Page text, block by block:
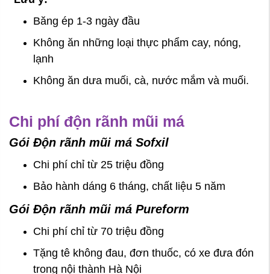
Băng ép 1-3 ngày đầu
Không ăn những loại thực phẩm cay, nóng,
lạnh
Không ăn dưa muối, cà, nước mắm và muối.
Chi phí độn rãnh mũi má
Gói Độn rãnh mũi má Sofxil
Chi phí chỉ từ 25 triệu đồng
Bảo hành dáng 6 tháng, chất liệu 5 năm
Gói Độn rãnh mũi má Pureform
Chi phí chỉ từ 70 triệu đồng
Tặng tê không đau, đơn thuốc, có xe đưa đón
trong nội thành Hà Nội